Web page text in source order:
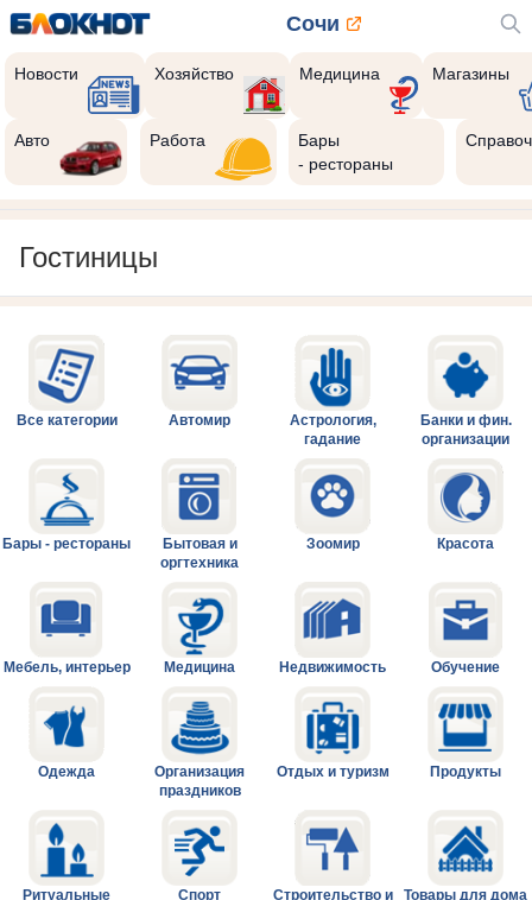
Сочи
Новости Хозяйство Медицина Магазины
Авто Работа
Бары
- рестораны
Гостиницы
Все категории Автомир
Астрология,
гадание
Банки и фин.
организации
Бары - рестораны
Бытовая и
оргтехника
Зоомир Красота
Мебель, интерьер Медицина Недвижимость Обучение
Одежда
Организация
праздников
Отдых и туризм Продукты
Ритуальные
Спорт
Строительство и
Товары для дома